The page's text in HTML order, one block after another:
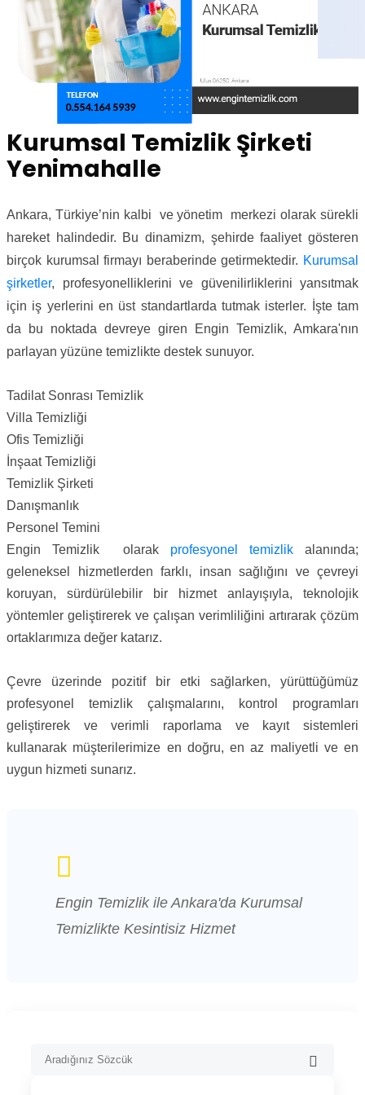
Kurumsal Temizlik Şirketi
Yenimahalle
Ankara, Türkiye’nin kalbi ve yönetim merkezi olarak sürekli
hareket halindedir. Bu dinamizm, şehirde faaliyet gösteren
birçok kurumsal firmayı beraberinde getirmektedir. Kurumsal
şirketler, profesyonelliklerini ve güvenilirliklerini yansıtmak
için iş yerlerini en üst standartlarda tutmak isterler. İşte tam
da bu noktada devreye giren Engin Temizlik, Amkara'nın
parlayan yüzüne temizlikte destek sunuyor.
Tadilat Sonrası Temizlik
Villa Temizliği
Ofis Temizliği
İnşaat Temizliği
Temizlik Şirketi
Danışmanlık
Personel Temini
Engin Temizlik olarak profesyonel temizlikalanında;
geleneksel hizmetlerden farklı, insan sağlığını ve çevreyi
koruyan, sürdürülebilir bir hizmet anlayışıyla, teknolojik
yöntemler geliştirerek ve çalışan verimliliğini artırarak çözüm
ortaklarımıza değer katarız.
Çevre üzerinde pozitif bir etki sağlarken, yürüttüğümüz
profesyonel temizlik çalışmalarını, kontrol programları
geliştirerek ve verimli raporlama ve kayıt sistemleri
kullanarak müşterilerimize en doğru, en az maliyetli ve en
uygun hizmeti sunarız.
Engin Temizlik ile Ankara'da Kurumsal
Temizlikte Kesintisiz Hizmet